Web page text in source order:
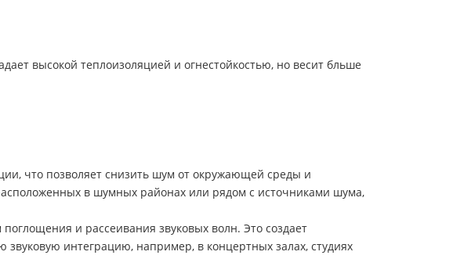
высокой теплоизоляцией и огнестойкостью, но весит бльше
что позволяет снизить шум от окружающей среды и
в шумных районах или рядом с источниками шума,
и рассеивания звуковых волн. Это создает
интеграцию, например, в концертных залах, студиях